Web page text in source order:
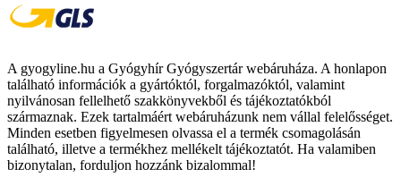
A gyogyline.hu a Gyógyhír Gyógyszertár webáruháza. A honlapon
található információk a gyártóktól, forgalmazóktól, valamint
nyilvánosan fellelhető szakkönyvekből és tájékoztatókból
származnak. Ezek tartalmáért webáruházunk nem vállal felelősséget.
Minden esetben figyelmesen olvassa el a termék csomagolásán
található, illetve a termékhez mellékelt tájékoztatót. Ha valamiben
bizonytalan, forduljon hozzánk bizalommal!